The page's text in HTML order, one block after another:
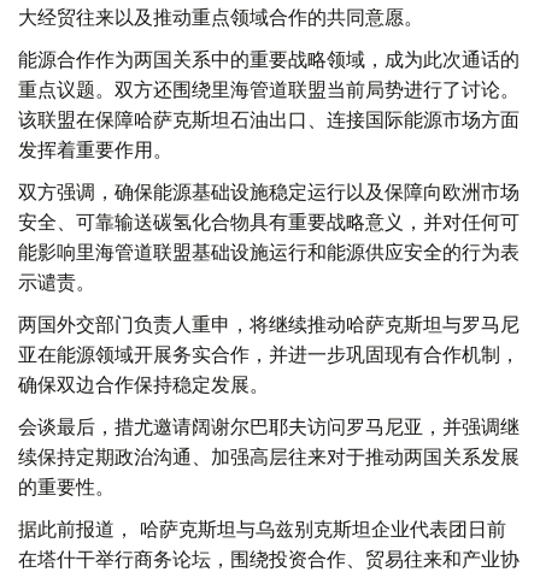
大经贸往来以及推动重点领域合作的共同意愿。
能源合作作为两国关系中的重要战略领域，成为此次通话的
重点议题。双方还围绕里海管道联盟当前局势进行了讨论。
该联盟在保障哈萨克斯坦石油出口、连接国际能源市场方面
发挥着重要作用。
双方强调，确保能源基础设施稳定运行以及保障向欧洲市场
安全、可靠输送碳氢化合物具有重要战略意义，并对任何可
能影响里海管道联盟基础设施运行和能源供应安全的行为表
示谴责。
两国外交部门负责人重申，将继续推动哈萨克斯坦与罗马尼
亚在能源领域开展务实合作，并进一步巩固现有合作机制，
确保双边合作保持稳定发展。
会谈最后，措尤邀请阔谢尔巴耶夫访问罗马尼亚，并强调继
续保持定期政治沟通、加强高层往来对于推动两国关系发展
的重要性。
据此前报道， 哈萨克斯坦与乌兹别克斯坦企业代表团日前
在塔什干举行商务论坛，围绕投资合作、贸易往来和产业协